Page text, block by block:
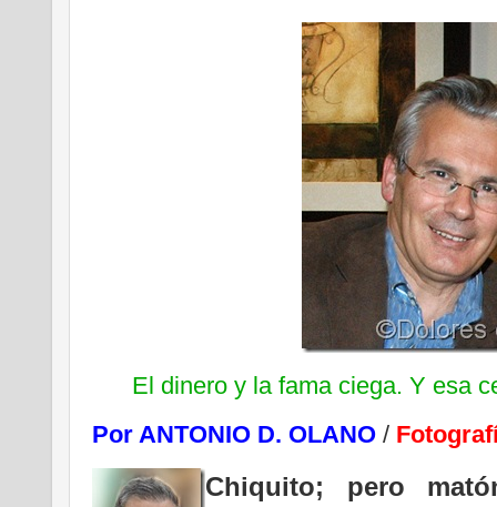
El dinero y la fama ciega. Y esa
Por ANTONIO D. OLANO /
Chiquito; pero